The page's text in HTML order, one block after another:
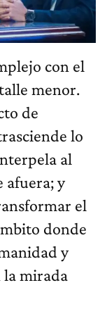
con el
menor.
de
lo
al
afuera; y
el
donde
y
la mirada